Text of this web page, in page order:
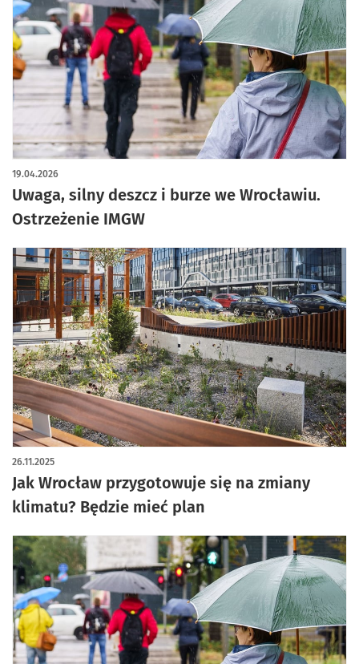
Uwaga, silny deszcz i burze we Wrocławiu.
Ostrzeżenie IMGW
19.04.2026
Jak Wrocław przygotowuje się na zmiany
klimatu? Będzie mieć plan
26.11.2025